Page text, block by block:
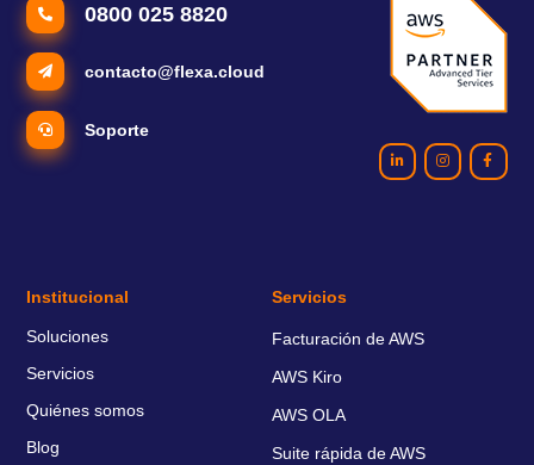
0800 025 8820
contacto@flexa.cloud
Soporte
Institucional
Soluciones
Servicios
Quiénes somos
Blog
Servicios
Facturación de AWS
AWS Kiro
AWS OLA
Suite rápida de AWS